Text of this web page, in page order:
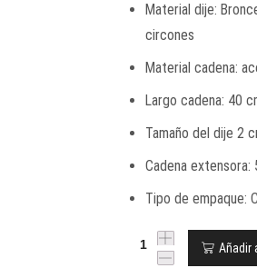
Material dije:
circones
Material cadena:
Largo cadena: 40
Tamaño del dije 2
Cadena extensora:
Tipo de empaque:
Añadir